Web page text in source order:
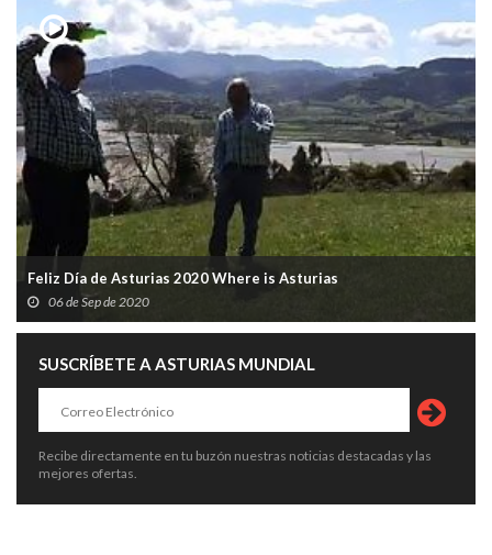
Feliz Día de Asturias 2020 Where is Asturias
06 de Sep de 2020
SUSCRÍBETE A ASTURIAS MUNDIAL
Recibe directamente en tu buzón nuestras noticias destacadas y las
mejores ofertas.